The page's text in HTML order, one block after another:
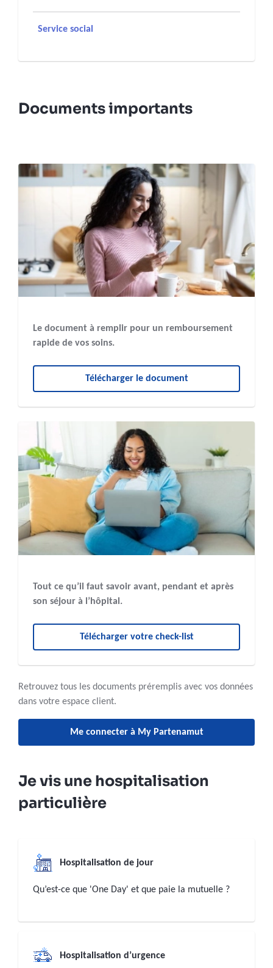
Service social
Documents importants
Le document à remplir pour un remboursement
rapide de vos soins.
Télécharger le document
Tout ce qu’il faut savoir avant, pendant et après
son séjour à l’hôpital.
Télécharger votre check-list
Retrouvez tous les documents préremplis avec vos données
dans votre espace client.
Me connecter à My Partenamut
Je vis une hospitalisation
particulière
Hospitalisation de jour
Qu’est-ce que 'One Day' et que paie la mutuelle ?
Hospitalisation d’urgence